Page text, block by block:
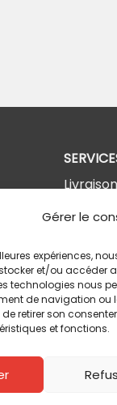
Gérer le
expériences,
et/ou accéder
technologies nous
de navigation ou
retirer son
et fonctions.
Livraison
Retours
Copyright © 2026